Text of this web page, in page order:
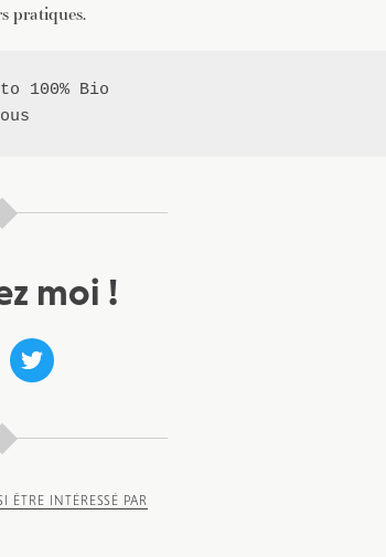
pratiques.
100% Bio
moi !
ÊTRE INTÉRESSÉ PAR